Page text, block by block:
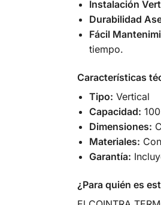
Instalación
Durabilidad
Fácil
tiempo.
Características
Tipo: Vertical
Capacidad:
Dimensiones:
Materiales:
Garantía:
¿Para quién es